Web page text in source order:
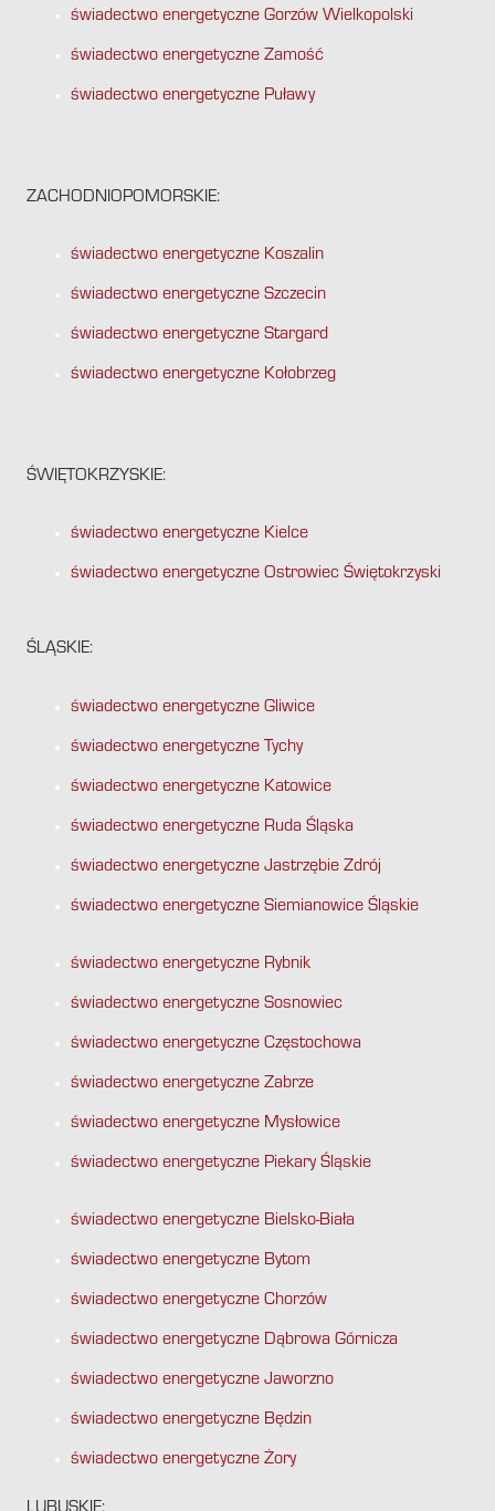
świadectwo energetyczne Gorzów Wielkopolski
świadectwo energetyczne Zamość
świadectwo energetyczne Puławy
ZACHODNIOPOMORSKIE:
świadectwo energetyczne Koszalin
świadectwo energetyczne Szczecin
świadectwo energetyczne Stargard
świadectwo energetyczne Kołobrzeg
ŚWIĘTOKRZYSKIE:
świadectwo energetyczne Kielce
świadectwo energetyczne Ostrowiec Świętokrzyski
ŚLĄSKIE:
świadectwo energetyczne Gliwice
świadectwo energetyczne Tychy
świadectwo energetyczne Katowice
świadectwo energetyczne Ruda Śląska
świadectwo energetyczne Jastrzębie Zdrój
świadectwo energetyczne Siemianowice Śląskie
świadectwo energetyczne Rybnik
świadectwo energetyczne Sosnowiec
świadectwo energetyczne Częstochowa
świadectwo energetyczne Zabrze
świadectwo energetyczne Mysłowice
świadectwo energetyczne Piekary Śląskie
świadectwo energetyczne Bielsko-Biała
świadectwo energetyczne Bytom
świadectwo energetyczne Chorzów
świadectwo energetyczne Dąbrowa Górnicza
świadectwo energetyczne Jaworzno
świadectwo energetyczne Będzin
świadectwo energetyczne Żory